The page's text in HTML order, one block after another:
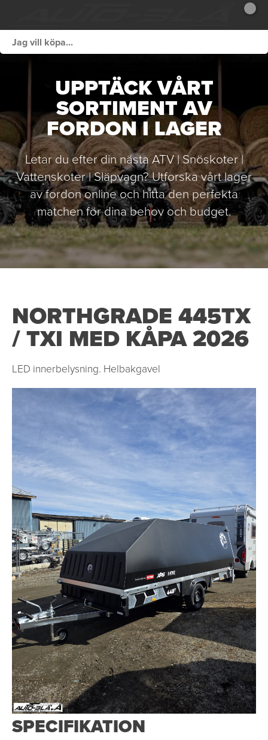
UPPTÄCK VÅRT
SORTIMENT AV
FORDON I LAGER
Letar du efter din nästa ATV | Snöskoter |
Vattenskoter | Släpvagn? Utforska vårt lager
av fordon online och hitta den perfekta
matchen för dina behov och budget.
NORTHGRADE 445TX
/ TXI MED KÅPA 2026
LED innerbelysning. Helbakgavel
SPECIFIKATION